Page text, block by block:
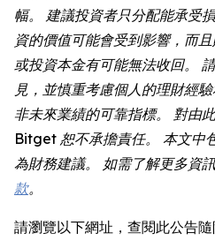
幅。 建議投資者只分配能承受
資的價值可能會受到影響，而
或投資本金有可能無法收回。
見，並慎重考慮個人的理財經
非未來業績的可靠指標。 對由
Bitget 恕不承擔責任。 本文中
為財務建議。 如需了解更多資
款。
請瀏覽以下網址，查閱此公告隨